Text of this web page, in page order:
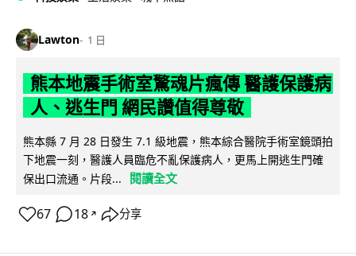
Lawton 1 日
熊本地震手術室驚魂片瘋傳 醫護保護病
人、逃生門 網民讚值得尊敬
熊本縣 7 月 28 日發生 7.1 級地震，熊本綜合醫院手術室鏡頭拍
下地震一刻，醫護人員臨危不亂保護病人，更馬上開逃生門確
保出口流通。片段...
閱讀全文
67 18 ↗ 分享